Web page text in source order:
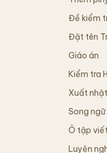
Đề kiểm
Đặt tên
Giáo án
Kiểm tra
Xuất
Song
Ô tập
Luyện